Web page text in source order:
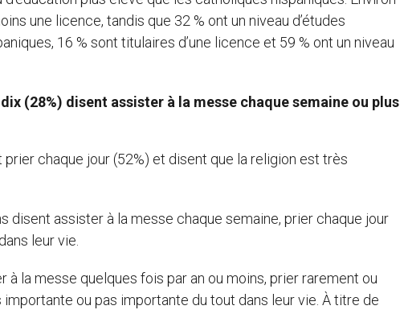
une licence, tandis que 32 % ont un niveau d’études
16 % sont titulaires d’une licence et 59 % ont un niveau
(28%) disent assister à la messe chaque semaine ou plus
chaque jour (52%) et disent que la religion est très
disent assister à la messe chaque semaine, prier chaque jour
leur vie.
la messe quelques fois par an ou moins, prier rarement ou
ou pas importante du tout dans leur vie. À titre de